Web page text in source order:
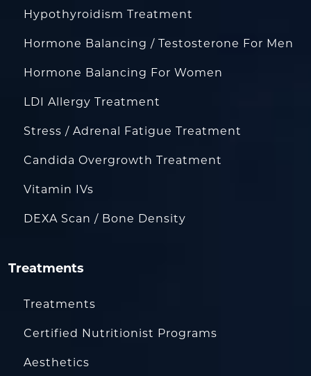
Hypothyroidism Treatment
Hormone Balancing / Testosterone For Men
Hormone Balancing For Women
LDI Allergy Treatment
Stress / Adrenal Fatigue Treatment
Candida Overgrowth Treatment
Vitamin IVs
DEXA Scan / Bone Density
Treatments
Treatments
Certified Nutritionist Programs
Aesthetics